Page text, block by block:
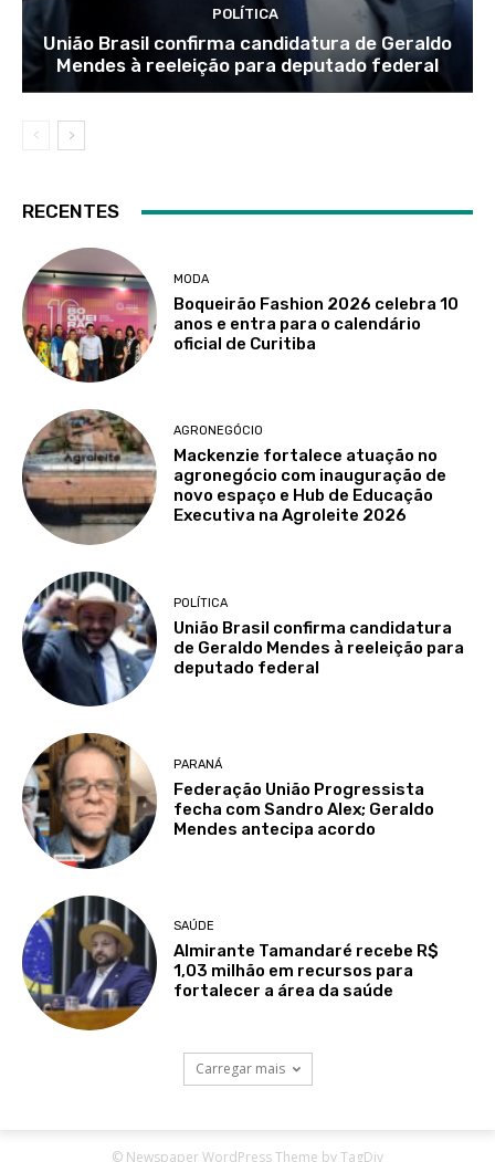
© Newspaper WordPress Theme by TagDiv